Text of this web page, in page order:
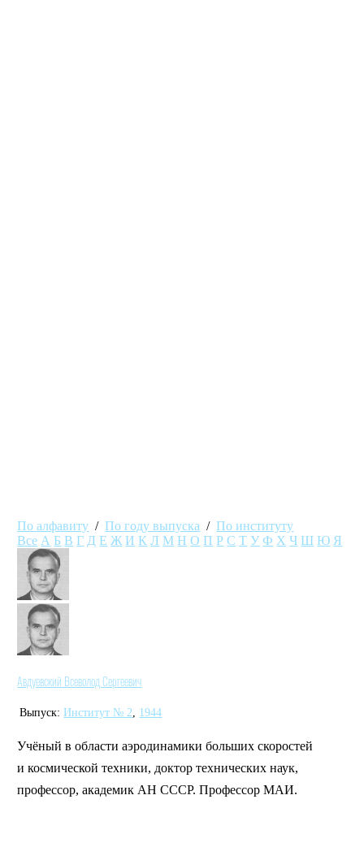
По алфавиту /По году выпуска /По институту
Все А Б В Г Д Е Ж И К Л М Н О П Р С Т У Ф Х Ч Ш Ю Я
Авдуевский Всеволод Сергеевич
Выпуск: Институт № 2, 1944
Учёный в области аэродинамики больших скоростей
и космической техники, доктор технических наук,
профессор, академик АН СССР. Профессор МАИ.